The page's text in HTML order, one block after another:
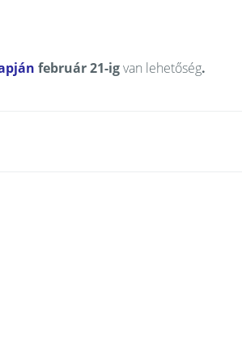
február 21-igvan lehetőség.